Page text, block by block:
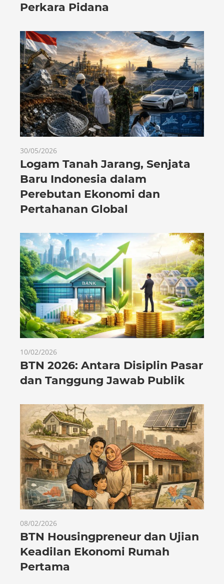
Perkara Pidana
30/05/2026
Logam Tanah Jarang, Senjata
Baru Indonesia dalam
Perebutan Ekonomi dan
Pertahanan Global
10/02/2026
BTN 2026: Antara Disiplin Pasar
dan Tanggung Jawab Publik
08/02/2026
BTN Housingpreneur dan Ujian
Keadilan Ekonomi Rumah
Pertama